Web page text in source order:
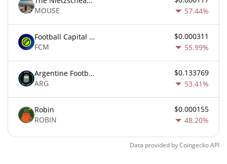
MOUSE
57.44%
Football Capital Markets
FCM
$0.000311
55.99%
Argentine Football Association Fan Token
ARG
$0.133769
53.41%
Robin
ROBIN
$0.000155
48.20%
Data provided byCoingeckoAPI